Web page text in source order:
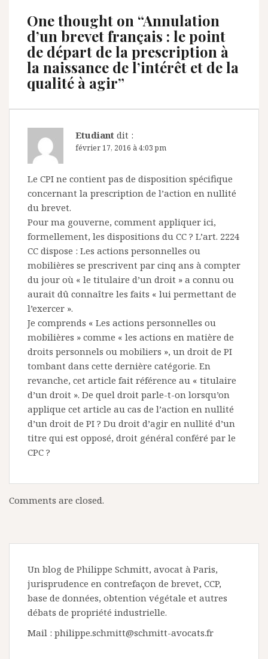
One thought on “Annulation
d’un brevet français : le point
de départ de la prescription à
la naissance de l’intérêt et de la
qualité à agir”
Etudiant dit :
février 17, 2016 à 4:03 pm
Le CPI ne contient pas de disposition spécifique
concernant la prescription de l’action en nullité
du brevet.
Pour ma gouverne, comment appliquer ici,
formellement, les dispositions du CC ? L’art. 2224
CC dispose : Les actions personnelles ou
mobilières se prescrivent par cinq ans à compter
du jour où « le titulaire d’un droit » a connu ou
aurait dû connaître les faits « lui permettant de
l’exercer ».
Je comprends « Les actions personnelles ou
mobilières » comme « les actions en matière de
droits personnels ou mobiliers », un droit de PI
tombant dans cette dernière catégorie. En
revanche, cet article fait référence au « titulaire
d’un droit ». De quel droit parle-t-on lorsqu’on
applique cet article au cas de l’action en nullité
d’un droit de PI ? Du droit d’agir en nullité d’un
titre qui est opposé, droit général conféré par le
CPC ?
Comments are closed.
Un blog de Philippe Schmitt, avocat à Paris,
jurisprudence en contrefaçon de brevet, CCP,
base de données, obtention végétale et autres
débats de propriété industrielle.
Mail : philippe.schmitt@schmitt-avocats.fr